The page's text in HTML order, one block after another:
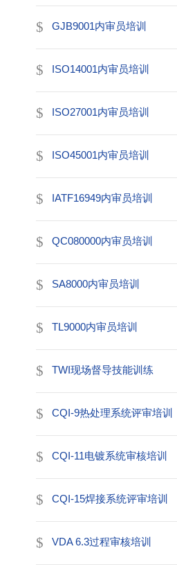
GJB9001内审员培训
ISO14001内审员培训
ISO27001内审员培训
ISO45001内审员培训
IATF16949内审员培训
QC080000内审员培训
SA8000内审员培训
TL9000内审员培训
TWI现场督导技能训练
CQI-9热处理系统评审培训
CQI-11电镀系统审核培训
CQI-15焊接系统评审培训
VDA 6.3过程审核培训